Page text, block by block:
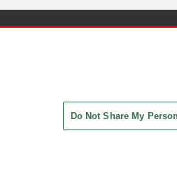
Do Not Share My